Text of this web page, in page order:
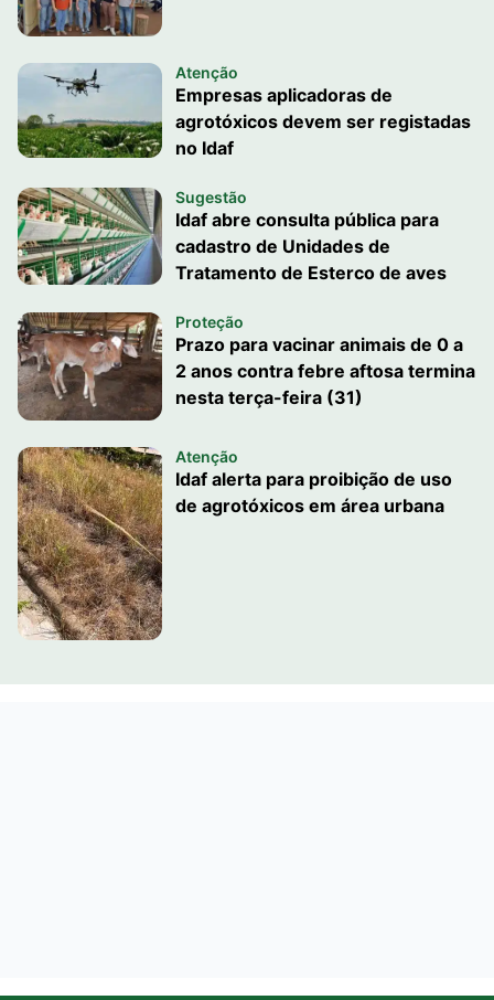
Atenção
Empresas aplicadoras de
agrotóxicos devem ser registadas
no Idaf
Sugestão
Idaf abre consulta pública para
cadastro de Unidades de
Tratamento de Esterco de aves
Proteção
Prazo para vacinar animais de 0 a
2 anos contra febre aftosa termina
nesta terça-feira (31)
Atenção
Idaf alerta para proibição de uso
de agrotóxicos em área urbana